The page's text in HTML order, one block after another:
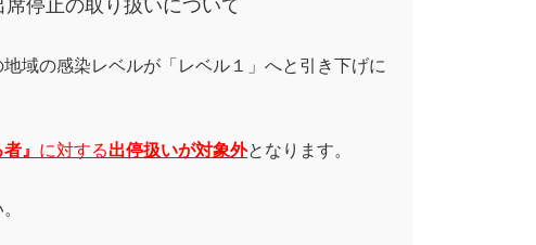
停止の取り扱いについて
域の感染レベルが「レベル１」へと引き下げに
』 に対する出停扱いが対象外となります。